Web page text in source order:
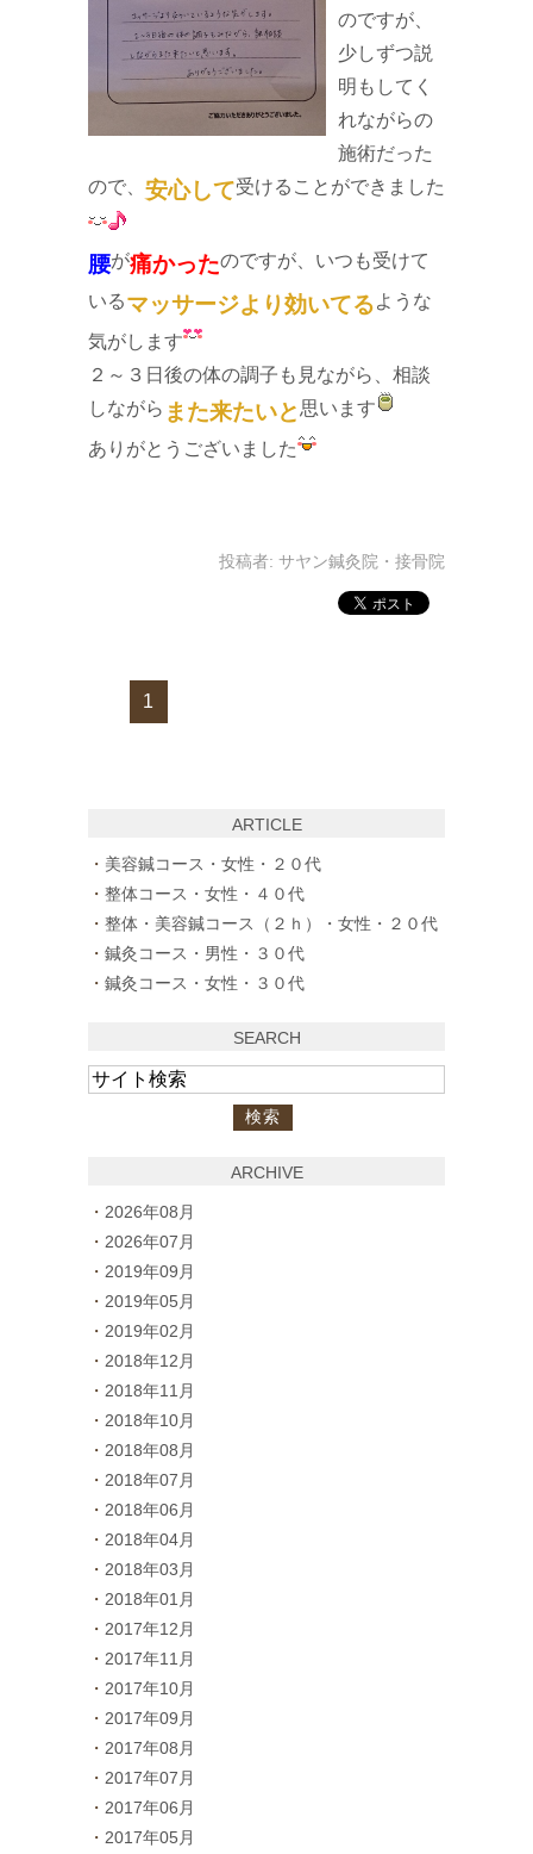
のですが、
少しずつ説
明もしてく
れながらの
施術だった
ので、 安心して受けることができました
腰が痛かったのですが、いつも受けて
いるマッサージより効いてるような
気がします
２～３日後の体の調子も見ながら、相談
しながら また来たいと思います
ありがとうございました
投稿者: サヤン鍼灸院・接骨院
1
ARTICLE
美容鍼コース・女性・２０代
整体コース・女性・４０代
整体・美容鍼コース（２ｈ）・女性・２０代
鍼灸コース・男性・３０代
鍼灸コース・女性・３０代
SEARCH
ARCHIVE
2026年08月
2026年07月
2019年09月
2019年05月
2019年02月
2018年12月
2018年11月
2018年10月
2018年08月
2018年07月
2018年06月
2018年04月
2018年03月
2018年01月
2017年12月
2017年11月
2017年10月
2017年09月
2017年08月
2017年07月
2017年06月
2017年05月